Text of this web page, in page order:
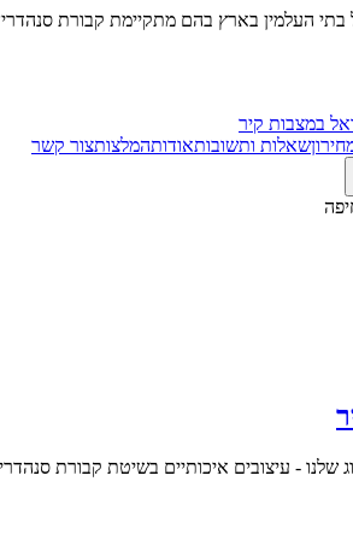
בתי העלמין בארץ בהם מתקיימת קבורת
במצבות קיר
שאלות ותשובותאודותהמלצותצור קשר
שלנו - עיצובים איכותיים בשיטת קבורת